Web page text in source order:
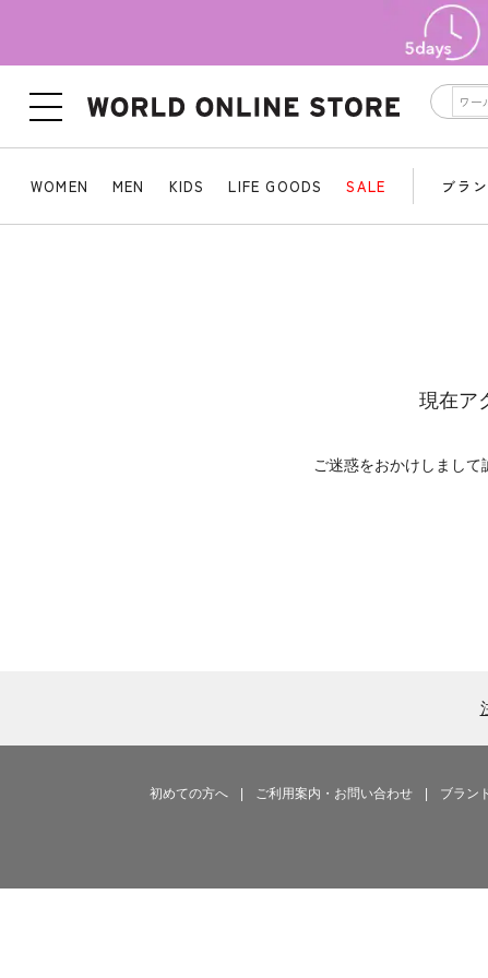
WOMEN MEN KIDS LIFE GOODS SALE ブラ
現在ア
ご迷惑をおかけしまして
初めての方へ ご利用案内・お問い合わせ ブラン